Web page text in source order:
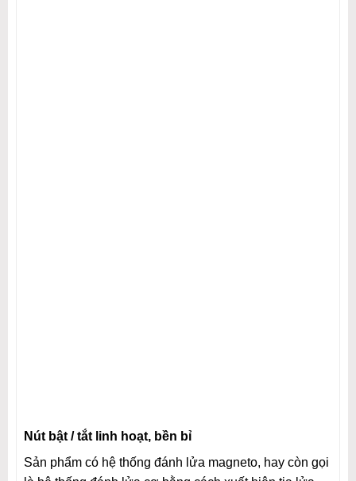
Nút bật / tắt linh hoạt, bền bỉ
Sản phẩm có hệ thống đánh lửa magneto, hay còn gọi